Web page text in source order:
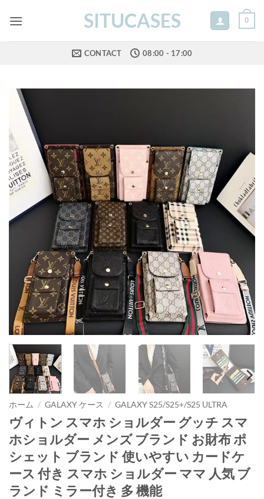
SITUCASES 0
CONTACT 08:00 - 17:00
ホーム / GALAXY ケース / GALAXY S25/S25+/S25 ULTRA
ヴィトン スマホ ショルダー グッチ スマ
ホショルダー メンズ ブランド お財布 ポ
シェット ブランド 使いやすい カードケ
ース 付き スマホ ショルダー ママ 人気 ブ
ランド ミラー付き 多 機能